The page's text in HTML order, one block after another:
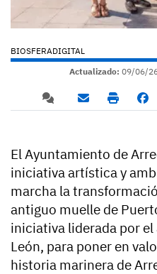
BIOSFERADIGITAL
Actualizado: 09/06/
El Ayuntamiento de
iniciativa artística y
marcha la
antiguo muelle de
iniciativa liderada por
León, para poner en
historia marinera de